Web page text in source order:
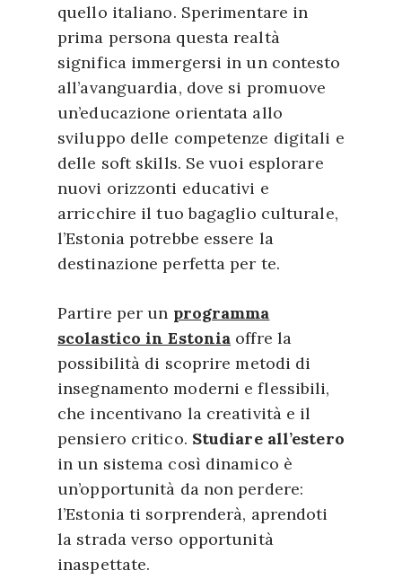
quello italiano. Sperimentare in
prima persona questa realtà
significa immergersi in un contesto
all’avanguardia, dove si promuove
un’educazione orientata allo
sviluppo delle competenze digitali e
delle soft skills. Se vuoi esplorare
nuovi orizzonti educativi e
arricchire il tuo bagaglio culturale,
l’Estonia potrebbe essere la
destinazione perfetta per te.
Partire per un programma
scolastico in Estonia offre la
possibilità di scoprire metodi di
insegnamento moderni e flessibili,
che incentivano la creatività e il
pensiero critico. Studiare all’estero
in un sistema così dinamico è
un’opportunità da non perdere:
l’Estonia ti sorprenderà, aprendoti
la strada verso opportunità
inaspettate.